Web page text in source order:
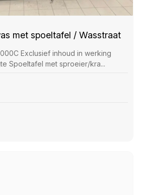
met spoeltafel / Wasstraat
Exclusief inhoud in werking
Spoeltafel met sproeier/kra...